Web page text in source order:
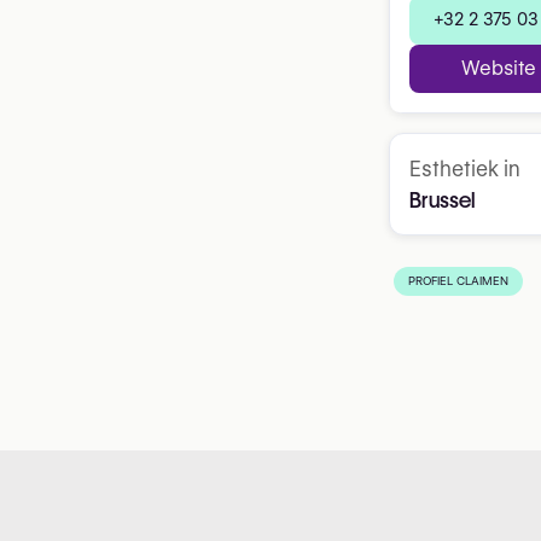
+32 2 375
Website
Esthetiek in
Brussel
PROFIEL CLAIMEN